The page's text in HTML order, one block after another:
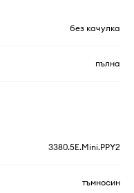
без качулка
пълна
3380.5E.Mini.PPY2
тъмносин